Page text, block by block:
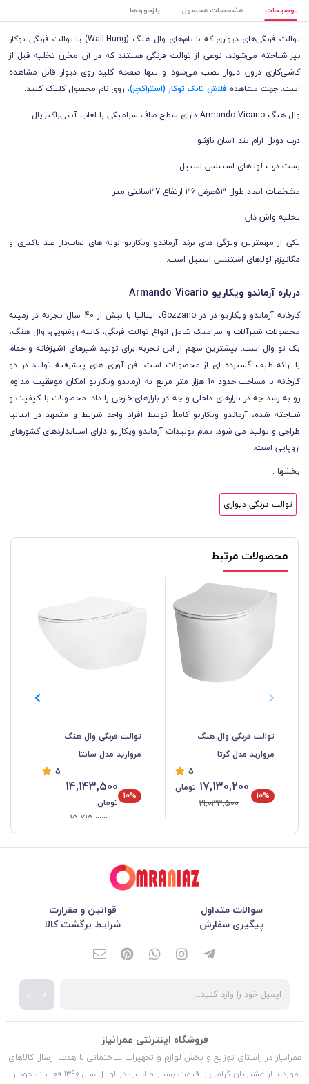
توضیحات مشخصات محصول بازخوردها
توالت فرنگی‌های دیواری که با نام‌های وال هنگ (Wall-Hung) یا توالت فرنگی توکار
نیز شناخته می‌شوند، نوعی از توالت فرنگی هستند که در آن مخزن تخلیه قبل از
کاشی‌کاری درون دیوار نصب می‌شود و تنها صفحه کلید روی دیوار قابل مشاهده
است. جهت مشاهده فلاش تانک توکار (استراکچر)، روی نام محصول کلیک کنید.
وال هنگ Armando Vicario دارای سطح صاف سرامیکی با لعاب آنتی‌باکتریال
درب دوبل آرام بند آسان بازشو
بست درب لولاهای استنلس استیل
مشخصات ابعاد طول 53عرض 36 ارتفاع 37سانتی متر
تخلیه واش دان
یکی از مهمترین ویژگی های برند آرماندو ویکاریو لوله های لعاب‌دار ضد باکتری و
مکانیزم لولاهای استنلس استیل است.
درباره آرماندو ویکاریو Armando Vicario
کارخانه آرماندو ویکاریو در در Gozzano، ایتالیا با بیش از 40 سال تجربه در زمینه
محصولات شیرآلات و سرامیک شامل انواع توالت فرنگی، کاسه روشویی، وال هنگ،
بک تو وال است. بیشترین سهم از این تجربه برای تولید شیرهای آشپزخانه و حمام
با ارائه طیف گسترده ای از محصولات است. فن آوری های پیشرفته تولید در دو
کارخانه با مساحت حدود 10 هزار متر مربع به
آرماندو ویکاریو امکان موفقیت مداوم
رو به رشد چه در بازارهای داخلی و چه در بازارهای خارجی را داد. محصولات با کیفیت و
شناخته شده،آرماندو ویکاریوکاملاً توسط افراد واجد شرایط و متعهد در ایتالیا
طراحی و تولید می شود. تمام تولیداتآرماندو ویکاریو دارای استانداردهای کشورهای
اروپایی است.
بخشها :
توالت فرنگی دیواری
محصولات مرتبط
توالت فرنگی وال هنگ
مروارید مدل گرتا
5
10%
17,130,200 تومان
19,033,500
توالت فرنگی وال هنگ
مروارید مدل سانتا
5
10%
14,143,500
تومان
15,715,000
سوالات متداول
قوانین و مقرارت
پیگیری سفارش
شرایط برگشت کالا
ارسال
فروشگاه اینترنتی عمرانیاز
عمرانیاز در راستای توزیع و پخش لوازم و تجهیزات ساختمانی با هدف ارسال کالاهای
مورد نیاز مشتریان گرامی با قیمت بسیار مناسب در اوایل سال 1390 فعالیت خود را